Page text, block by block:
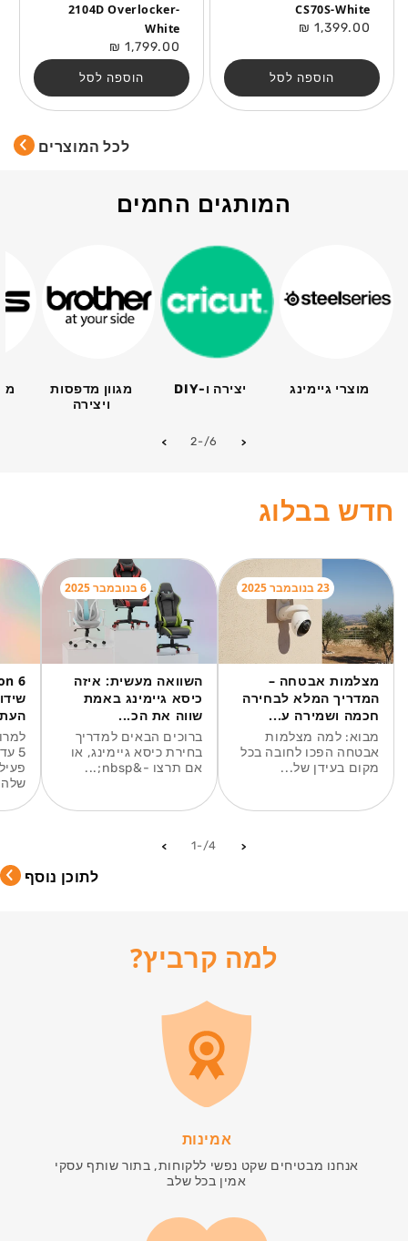
CS70S-White
מחיר
1,399.00 ₪
הוספה לסל
2104D Overlocker-
White
מחיר
רגיל
1,799.00 ₪
הוספה לסל
לכל המוצרים
המותגים החמים
מוצרי גיימינג יצירה ו-DIY
מגוון מדפסות
ויצירה
-2/מתוך 6
חדש בבלוג
23 בנובמבר 2025
מצלמות אבטחה –
המדריך המלא לבחירה
חכמה ושמירה ע...
מבוא: למה מצלמות
אבטחה הפכו לחובה בכל
מקום בעידן של...
6 בנובמבר 2025
השוואה מעשית: איזה
כיסא גיימינג באמת
שווה את הכ...
ברוכים הבאים למדריך
בחירת כיסא גיימינג, או
אם תרצו -&nbsp;...
5
-1 /מתוך 4
לתוכן נוסף
למה קרביץ?
אמינות
אנחנו מבטיחים שקט נפשי ללקוחות, בתור שותף עסקי
אמין בכל שלב